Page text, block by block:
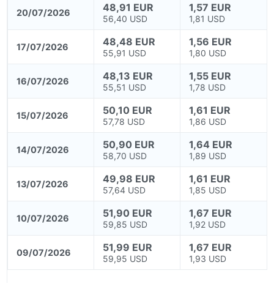
20/07/2026 48,91 EUR
56,40 USD
1,57 EUR
1,81 USD
17/07/2026 48,48 EUR
55,91 USD
1,56 EUR
1,80 USD
16/07/2026 48,13 EUR
55,51 USD
1,55 EUR
1,78 USD
15/07/2026 50,10 EUR
57,78 USD
1,61 EUR
1,86 USD
14/07/2026 50,90 EUR
58,70 USD
1,64 EUR
1,89 USD
13/07/2026 49,98 EUR
57,64 USD
1,61 EUR
1,85 USD
10/07/2026 51,90 EUR
59,85 USD
1,67 EUR
1,92 USD
09/07/2026 51,99 EUR
59,95 USD
1,67 EUR
1,93 USD